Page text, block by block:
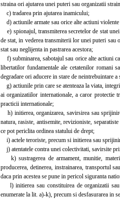
straina ori ajutarea unei puteri sau organizatii
c) tradarea prin ajutarea inamicului;
d) actiunile armate sau orice alte actiuni
e) spionajul, transmiterea secretelor de stat
de stat, in vederea transmiterii lor unei puteri sau
stat sau neglijenta in pastrarea acestora;
f) subminarea, sabotajul sau orice alte actiuni
libertatilor fundamentale ale cetatenilor romani
degradare ori aducere in stare de neintrebuintare
g) actiunile prin care se atenteaza la viata,
ai organizatiilor internationale, a caror protectie
practicii internationale;
h) initierea, organizarea, savirsirea sau
natura, rasiste, antisemite, revizioniste,
ce pot periclita ordinea statului de drept;
i) actele teroriste, precum si initierea sau
j) atentatele contra unei colectivitati, savirsite
k) sustragerea de armament, munitie,
producerea, detinerea, instrainarea, transportul
daca prin acestea se pune in pericol siguranta
l) initierea sau constituirea de organizatii sau
enumerate la lit. a)-k), precum si desfasurarea in